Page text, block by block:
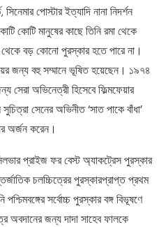
পোস্টার ইত্যাদি নানা নিদর্শন
কোটি মানুষের কাছে তিনি রমা থেকে
থেকে বড় কোনো পুরস্কার হতে পারে না।
জন্য বহু সম্মানে ভূষিত হয়েছেন। ১৯৭৪
সেরা অভিনেত্রী হিসেবে ফিল্মফেয়ার
সেনের অভিনীত ‘সাত পাকে বাঁধা’
অর্জন করেন।
প্রাইজ ফর বেস্ট অ্যাকট্রেস পুরস্কার
চলচ্চিত্রের পুরস্কারপ্রাপ্ত প্রথম
সর্বোচ্চ পুরস্কার বঙ্গ বিভূষণে
অবদানের জন্য দাদা সাহেব ফালকে